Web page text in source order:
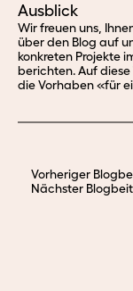
Ausblick
Wir freuen uns,
über den Blog auf
konkreten Projekte
berichten. Auf
die Vorhaben «für
Vorheriger
Nächster